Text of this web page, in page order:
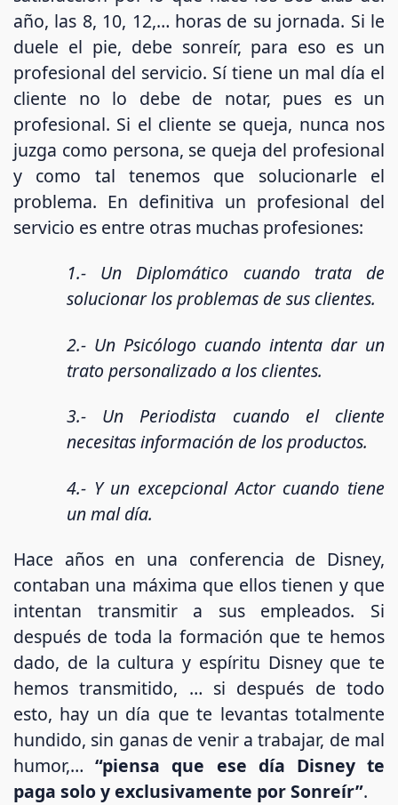
año, las 8, 10, 12,… horas de su jornada. Si le
duele el pie, debe sonreír, para eso es un
profesional del servicio. Sí tiene un mal día el
cliente no lo debe de notar, pues es un
profesional. Si el cliente se queja, nunca nos
juzga como persona, se queja del profesional
y como tal tenemos que solucionarle el
problema. En definitiva un profesional del
servicio es entre otras muchas profesiones:
1.- Un Diplomático cuando trata de
solucionar los problemas de sus clientes.
2.- Un Psicólogo cuando intenta dar un
trato personalizado a los clientes.
3.- Un Periodista cuando el cliente
necesitas información de los productos.
4.- Y un excepcional Actor cuando tiene
un mal día.
Hace años en una conferencia de Disney,
contaban una máxima que ellos tienen y que
intentan transmitir a sus empleados. Si
después de toda la formación que te hemos
dado, de la cultura y espíritu Disney que te
hemos transmitido, … si después de todo
esto, hay un día que te levantas totalmente
hundido, sin ganas de venir a trabajar, de mal
humor,…“piensa que ese día Disney te
paga solo y exclusivamente por Sonreír”.